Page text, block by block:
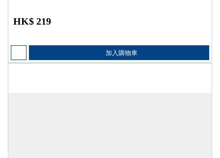
HK$ 219
加入購物車